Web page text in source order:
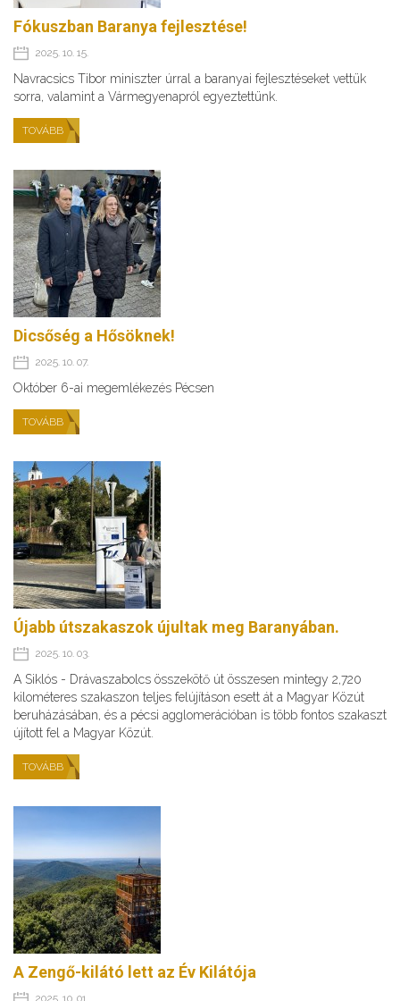
Fókuszban Baranya fejlesztése!
2025. 10. 15.
Navracsics Tibor miniszter úrral a baranyai fejlesztéseket vettük
sorra, valamint a Vármegyenapról egyeztettünk.
TOVÁBB
Dicsőség a Hősöknek!
2025. 10. 07.
Október 6-ai megemlékezés Pécsen
TOVÁBB
Újabb útszakaszok újultak meg Baranyában.
2025. 10. 03.
A Siklós - Drávaszabolcs összekötő út összesen mintegy 2,720
kilométeres szakaszon teljes felújításon esett át a Magyar Közút
beruházásában, és a pécsi agglomerációban is több fontos szakaszt
újított fel a Magyar Közút.
TOVÁBB
A Zengő-kilátó lett az Év Kilátója
2025. 10. 01.